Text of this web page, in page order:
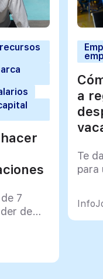
7
de
a
Te
para